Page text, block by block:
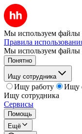
Мы используем файлы
Правила
Мы используем файлы
Понятно
Ищу сотрудника
Ищу работу
Ищу
Ищу сотрудника
Сервисы
Помощь
Ещё